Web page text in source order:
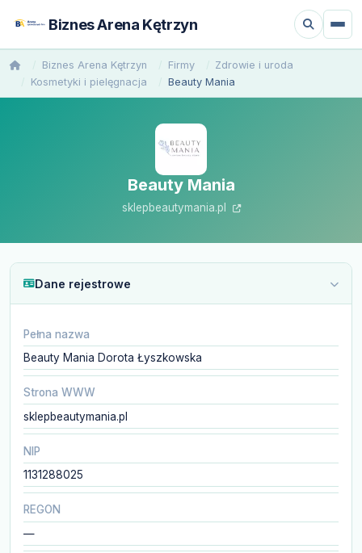
Biznes Arena Kętrzyn
Biznes Arena Kętrzyn Firmy
Zdrowie i uroda
Kosmetyki i pielęgnacja
Beauty Mania
Beauty Mania
sklepbeautymania.pl
Dane rejestrowe
Pełna nazwa
Beauty Mania Dorota Łyszkowska
Strona WWW
sklepbeautymania.pl
NIP
1131288025
REGON
—